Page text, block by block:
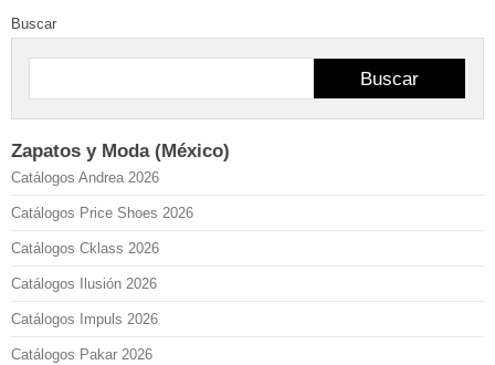
Buscar
Buscar
Zapatos y Moda (México)
Catálogos Andrea 2026
Catálogos Price Shoes 2026
Catálogos Cklass 2026
Catálogos Ilusión 2026
Catálogos Impuls 2026
Catálogos Pakar 2026